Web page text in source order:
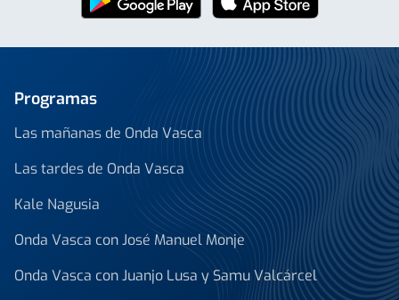
Programas
Las mañanas de Onda Vasca
Las tardes de Onda Vasca
Kale Nagusia
Onda Vasca con José Manuel Monje
Onda Vasca con Juanjo Lusa y Samu Valcárcel